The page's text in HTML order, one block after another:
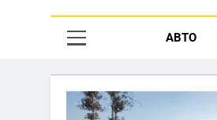
АВТО